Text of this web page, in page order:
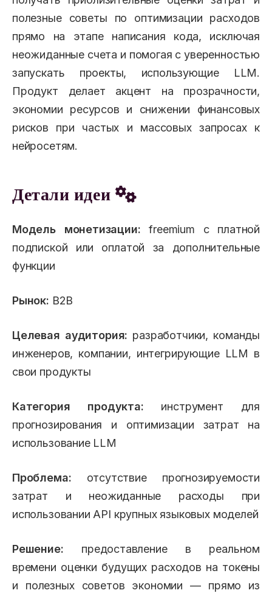
полезные советы по оптимизации расходов
прямо на этапе написания кода, исключая
неожиданные счета и помогая с уверенностью
запускать проекты, использующие LLM.
Продукт делает акцент на прозрачности,
экономии ресурсов и снижении финансовых
рисков при частых и массовых запросах к
нейросетям.
Детали идеи
Модель монетизации: freemium с платной
подпиской или оплатой за дополнительные
функции
Рынок: B2B
Целевая аудитория: разработчики, команды
инженеров, компании, интегрирующие LLM в
свои продукты
Категория продукта: инструмент для
прогнозирования и оптимизации затрат на
использование LLM
Проблема: отсутствие прогнозируемости
затрат и неожиданные расходы при
использовании API крупных языковых моделей
Решение: предоставление в реальном
времени оценки будущих расходов на токены
и полезных советов экономии — прямо из